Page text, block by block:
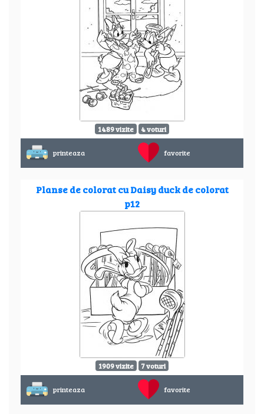
1489 vizite 4 voturi
printeaza favorite
Planse de colorat cu Daisy duck de colorat
p12
1909 vizite 7 voturi
printeaza favorite